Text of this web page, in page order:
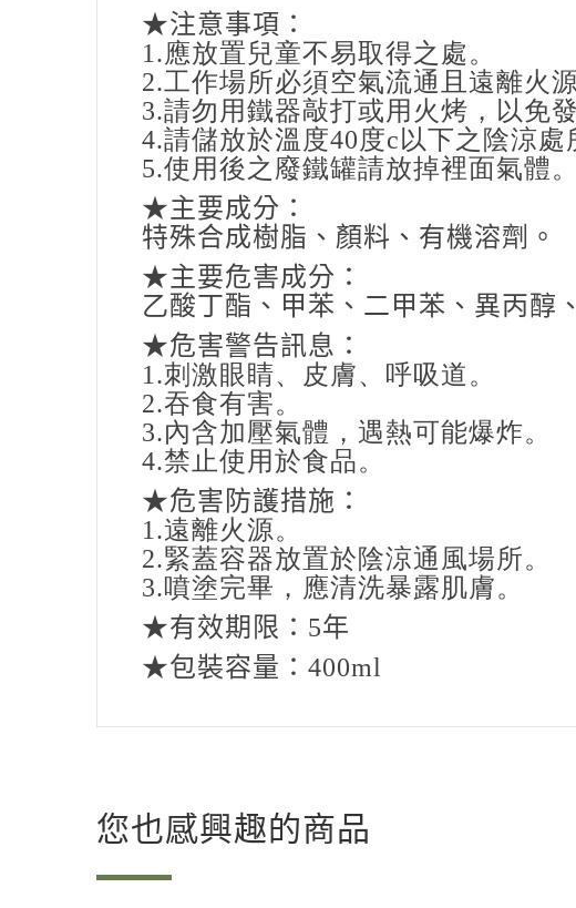
★注意事項：
1.應放置兒童不易取得之處。
2.工作場所必須空氣流通且遠離火源
3.請勿用鐵器敲打或用火烤，以免
4.請儲放於溫度40度c 以下之陰涼處
5.使用後之廢鐵罐請放掉裡面氣體。
★主要成分：
特殊合成樹脂、顏料、有機溶劑。
★主要危害成分：
乙酸丁酯、甲苯、二甲苯、異丙醇
★危害警告訊息：
1.刺激眼睛、皮膚、呼吸道。
2.吞食有害。
3.內含加壓氣體，遇熱可能爆炸。
4.禁止使用於食品。
★危害防護措施：
1.遠離火源。
2.緊蓋容器放置於陰涼通風場所。
3.噴塗完畢，應清洗暴露肌膚。
★有效期限： 5年
★包裝容量： 400ml
您也感興趣的商品